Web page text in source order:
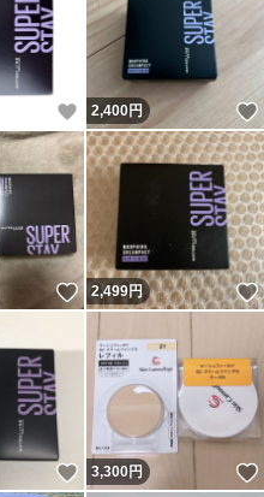
いいね！
2,400円
いいね！
2,499円
いいね！
3,300円